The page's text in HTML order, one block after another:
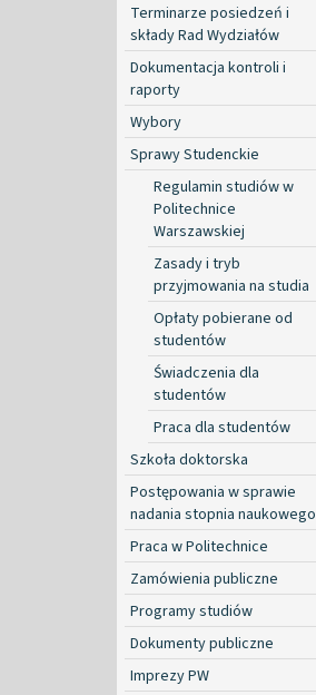
Terminarze posiedzeń i
składy Rad Wydziałów
Dokumentacja kontroli i
raporty
Wybory
Sprawy Studenckie
Regulamin studiów w
Politechnice
Warszawskiej
Zasady i tryb
przyjmowania na studia
Opłaty pobierane od
studentów
Świadczenia dla
studentów
Praca dla studentów
Szkoła doktorska
Postępowania w sprawie
nadania stopnia naukowego
Praca w Politechnice
Zamówienia publiczne
Programy studiów
Dokumenty publiczne
Imprezy PW